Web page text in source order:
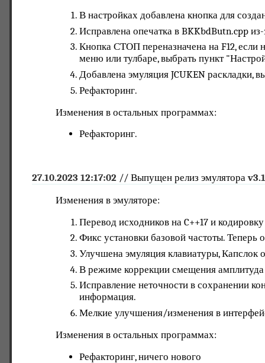
В настройках добавлена кнопка для
Исправлена опечатка в BKKbdButn.cpp
Кнопка СТОП переназначена на F12, если
меню или тулбаре, выбрать пункт
Добавлена эмуляция JCUKEN раскладки,
Рефакторинг.
Изменения в остальных программах:
Рефакторинг.
27.10.2023 12:17:02 // Выпущен релиз эмулятора
Изменения в эмуляторе:
Перевод исходников на C++17 и
Фикс установки базовой частоты. Теперь
Улучшена эмуляция клавиатуры, Капслок
В режиме коррекции смещения амплитуда
Исправление неточности в сохранении
информация.
Мелкие улучшения/изменения в
Изменения в остальных программах:
Рефакторинг, ничего нового